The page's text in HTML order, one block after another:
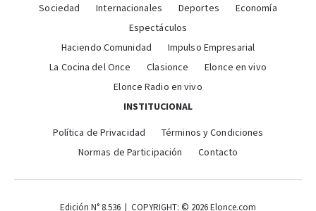
Sociedad
Internacionales Deportes
Economía
Espectáculos
Haciendo Comunidad
Impulso Empresarial
La Cocina del Once
Clasionce
Elonce en vivo
Elonce Radio en vivo
INSTITUCIONAL
Política de Privacidad
Términos y Condiciones
Normas de Participación
Contacto
Edición N° 8.536 | COPYRIGHT: © 2026 Elonce.com